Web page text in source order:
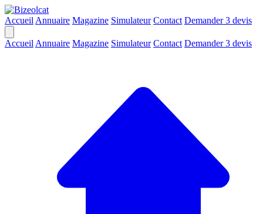
Accueil Annuaire Magazine Simulateur Contact Demander 3 devis
Accueil Annuaire Magazine Simulateur Contact Demander 3 devis